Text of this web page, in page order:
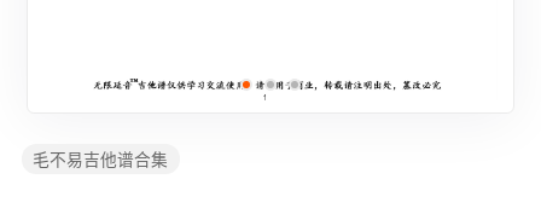
毛不易吉他谱合集